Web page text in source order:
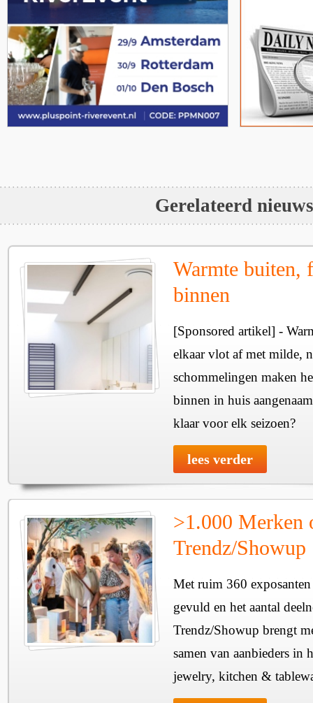
Gerelateerd nieuws
Warmte buiten,
binnen
[Sponsored artikel] -
elkaar vlot af met milde,
schommelingen maken
binnen in huis
klaar voor elk seizoen?
lees verder
>1.000 Merken
Trendz/Showup
Met ruim 360
gevuld en het aantal
Trendz/Showup brengt
samen van aanbieders in
jewelry, kitchen &